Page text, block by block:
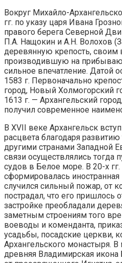
Вокруг Михайло-
гг. по указу царя Ивана
правого берега Северной
П.А. Нащокин и А.Н. Волохов
деревянную крепость, своим
производившую на
сильное впечатление. Датой
1583 г. Первоначально
город, Новый Холмогорский
1613 г. — Архангельский
получил современное
В XVII веке Архангельск
расцвета благодаря
другими странами Западной
связи осуществлялись тогда
судов в Белое море. В 20-х
сформировалась иностранная
случился сильный пожар, от
пострадал, что его пришлось
застройке преобладали
заметным строениям того
воеводы и коменданта,
усадьбы, посадские церкви,
Архангельского монастыря.
древняя Владимирская